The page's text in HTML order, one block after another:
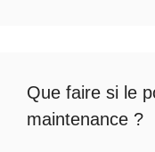
Que faire si le
maintenance ?